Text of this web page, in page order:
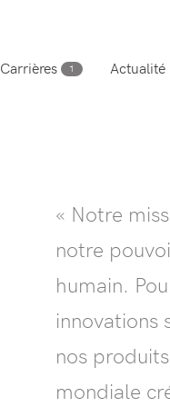
Carrières 1 Actualité
« Notre
notre
humain.
innovations
nos
mondiale